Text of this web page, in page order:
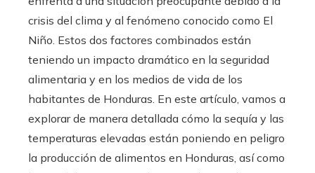
crisis del clima y al fenómeno conocido como El
Niño. Estos dos factores combinados están
teniendo un impacto dramático en la seguridad
alimentaria y en los medios de vida de los
habitantes de Honduras. En este artículo, vamos a
explorar de manera detallada cómo la sequía y las
temperaturas elevadas están poniendo en peligro
la producción de alimentos en Honduras, así como